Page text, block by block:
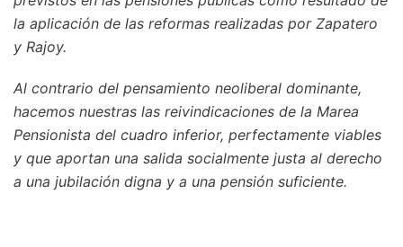
la aplicación de las reformas realizadas por Zapatero
y Rajoy.
Al contrario del pensamiento neoliberal dominante,
hacemos nuestras las reivindicaciones de la Marea
Pensionista del cuadro inferior, perfectamente viables
y que aportan una salida socialmente justa al derecho
a una jubilación digna y a una pensión suficiente.